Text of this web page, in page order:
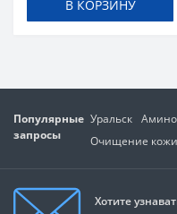
В КОРЗИНУ
Популярные
запросы
Уральск
Очищение кожи
Хотите